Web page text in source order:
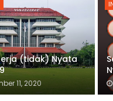
(tidak) Nyata
11, 2020